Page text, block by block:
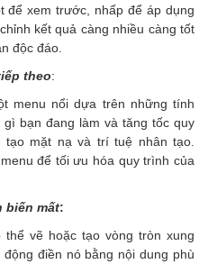
để xem trước, nhấp để áp dụng
kết quả càng nhiều càng tốt
độc đáo.
theo:
menu nổi dựa trên những tính
bạn đang làm và tăng tốc quy
mặt nạ và trí tuệ nhân tạo.
để tối ưu hóa quy trình của
biến mất:
vẽ hoặc tạo vòng tròn xung
điền nó bằng nội dung phù